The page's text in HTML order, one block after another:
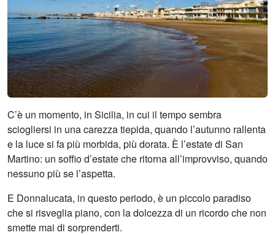
C’è un momento, in Sicilia, in cui il tempo sembra
sciogliersi in una carezza tiepida, quando l’autunno rallenta
e la luce si fa più morbida, più dorata. È l’estate di San
Martino: un soffio d’estate che ritorna all’improvviso, quando
nessuno più se l’aspetta.
E Donnalucata, in questo periodo, è un piccolo paradiso
che si risveglia piano, con la dolcezza di un ricordo che non
smette mai di sorprenderti.